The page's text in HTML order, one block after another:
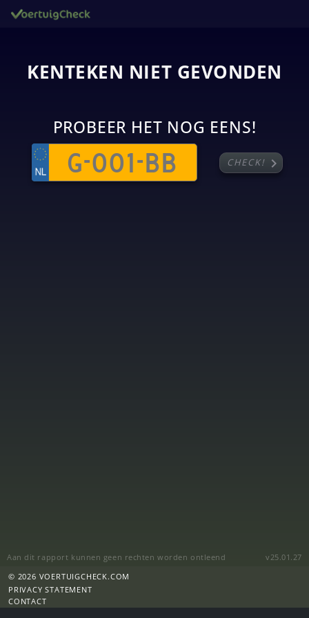
KENTEKEN NIET GEVONDEN
PROBEER HET NOG EENS!
CHECK! chevron_right
Aan dit rapport kunnen geen rechten worden ontleend
v25.01.27
© 2026 VOERTUIGCHECK.COM
PRIVACY STATEMENT
CONTACT